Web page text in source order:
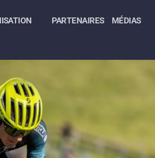
PARTENAIRES MÉDIAS